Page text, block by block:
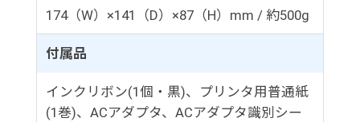
174（W）×141（D）×87（H）mm / 約500g
付属品
インクリボン(1個・黒)、プリンタ用普通紙
(1巻)、ACアダプタ、ACアダプタ識別シー